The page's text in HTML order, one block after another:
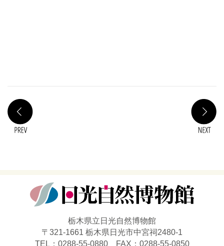
栃木県立日光自然博物館
〒321-1661 栃木県日光市中宮祠2480-1
TEL：0288-55-0880 FAX：0288-55-0850